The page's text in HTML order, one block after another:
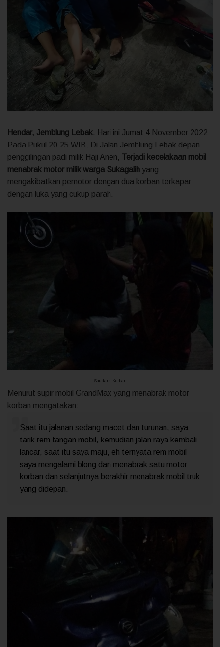
Hendar, Jemblung Lebak. Hari ini Jumat 4 November 2022
Pada Pukul 20.25 WIB, Di Jalan Jemblung Lebak depan
penggilingan padi milik Haji Anen, Terjadi kecelakaan mobil
menabrak motor milik warga Sukagalih yang
mengakibatkan pemotor dengan dua korban terkapar
dengan luka yang cukup parah.
Saudara Korban
Menurut supir mobil GrandMax yang menabrak motor
korban mengatakan:
Saat itu jalanan sedang macet dan turunan, saya
tarik rem tangan mobil, kemudian jalan raya kembali
lancar, saat itu saya maju, eh ternyata rem mobil
saya mengalami blong dan menabrak satu motor
korban dan selanjutnya berakhir menabrak mobil truk
yang didepan.